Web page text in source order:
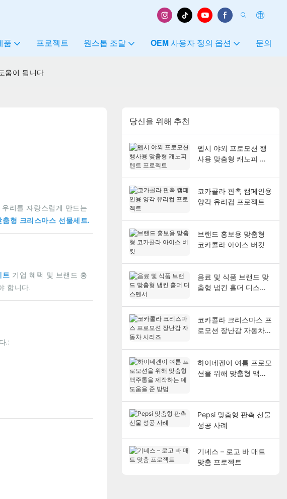
품 프로젝트 원스톱 조달 OEM 사용자 정의 옵션 문의
움이 됩니다
리를 자랑스럽게 만드는
춤형 크리스마스 선물세트.
트 기업 혜택 및 브랜드 홍
합니다.
.:
당신을 위해 추천
펩시 야외 프로모션 행
사용 맞춤형 캐노피 텐
코카콜라 판촉 캠페인용
양각 유리컵 프로젝트
브랜드 홍보용 맞춤형
코카콜라 아이스 버킷
음료 및 식품 브랜드 맞
춤형 냅킨 홀더 디스펜
코카콜라 크리스마스 프
로모션 장난감 자동차
하이네켄이 여름 프로모
션을 위해 맞춤형 맥주
Pepsi 맞춤형 판촉 선물
성공 사례
기네스 – 로고 바 매트
맞춤 프로젝트